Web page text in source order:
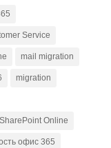
Service
mail migration
migration
SharePoint Online
офис 365